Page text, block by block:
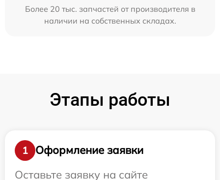
Более 20 тыс. запчастей от производителя в
наличии на собственных складах.
Этапы работы
1
Оформление заявки
Оставьте заявку на сайте